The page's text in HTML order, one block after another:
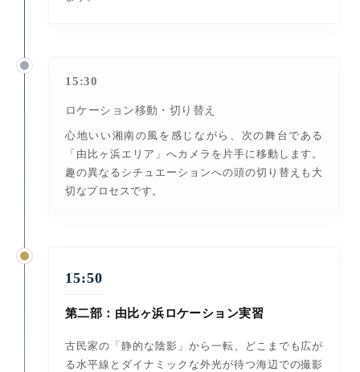
15:30
ロケーション移動・切り替え
心地いい湘南の風を感じながら、次の舞台である
「由比ヶ浜エリア」へカメラを片手に移動します。
趣の異なるシチュエーションへの頭の切り替えも大
切なプロセスです。
15:50
第二部：由比ヶ浜ロケーション実習
古民家の「静的な陰影」から一転、どこまでも広が
る水平線とダイナミックな外光が待つ海辺での撮影